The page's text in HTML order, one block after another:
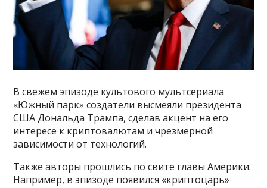
В свежем эпизоде культового мультсериала
«Южный парк» создатели высмеяли президента
США Дональда Трампа, сделав акцент на его
интересе к криптовалютам и чрезмерной
зависимости от технологий.
Также авторы прошлись по свите главы Америки.
Например, в эпизоде появился «криптоцарь»